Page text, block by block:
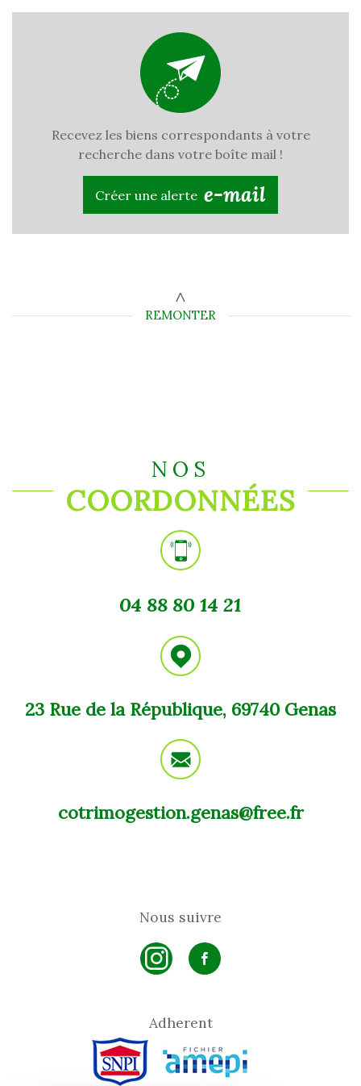
Recevez les biens correspondants à votre
recherche dans votre boîte mail !
Créer une alerte e-mail
REMONTER
NOS
COORDONNÉES
04 88 80 14 21
23 Rue de la République, 69740 Genas
cotrimogestion.genas@free.fr
Nous suivre
Adherent